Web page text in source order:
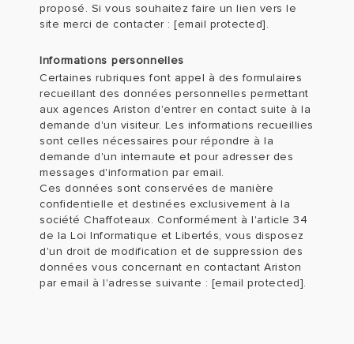
proposé. Si vous souhaitez faire un lien vers le
site merci de contacter : [email protected].
Informations personnelles
Certaines rubriques font appel à des formulaires
recueillant des données personnelles permettant
aux agences Ariston d'entrer en contact suite à la
demande d'un visiteur. Les informations recueillies
sont celles nécessaires pour répondre à la
demande d'un internaute et pour adresser des
messages d'information par email.
Ces données sont conservées de manière
confidentielle et destinées exclusivement à la
société Chaffoteaux. Conformément à l'article 34
de la Loi Informatique et Libertés, vous disposez
d'un droit de modification et de suppression des
données vous concernant en contactant Ariston
par email à l'adresse suivante : [email protected].